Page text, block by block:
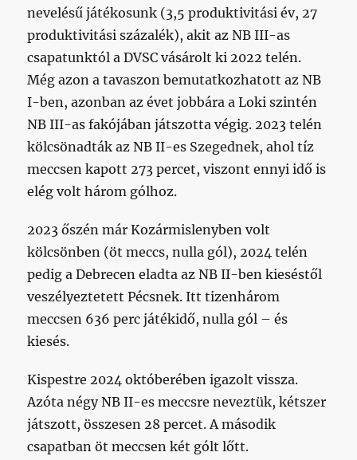
nevelésű játékosunk (3,5 produktivitási év, 27
produktivitási százalék), akit az NB III-as
csapatunktól a DVSC vásárolt ki 2022 telén.
Még azon a tavaszon bemutatkozhatott az NB
I-ben, azonban az évet jobbára a Loki szintén
NB III-as fakójában játszotta végig. 2023 telén
kölcsönadták az NB II-es Szegednek, ahol tíz
meccsen kapott 273 percet, viszont ennyi idő is
elég volt három gólhoz.
2023 őszén már Kozármislenyben volt
kölcsönben (öt meccs, nulla gól), 2024 telén
pedig a Debrecen eladta az NB II-ben kieséstől
veszélyeztetett Pécsnek. Itt tizenhárom
meccsen 636 perc játékidő, nulla gól – és
kiesés.
Kispestre 2024 októberében igazolt vissza.
Azóta négy NB II-es meccsre neveztük, kétszer
játszott, összesen 28 percet. A második
csapatban öt meccsen két gólt lőtt.